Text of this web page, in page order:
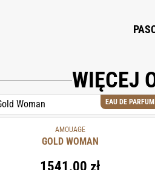
WIĘCEJ
EAU DE PARFUM
AMOUAGE
GOLD WOMAN
1541,00 zł